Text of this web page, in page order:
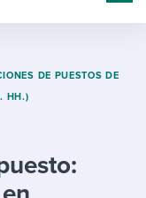
DE PUESTOS DE
HH.)